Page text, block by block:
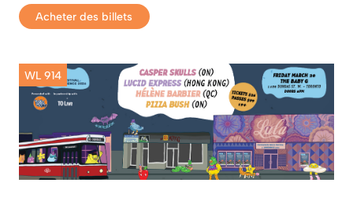
Acheter des billets
WL 914